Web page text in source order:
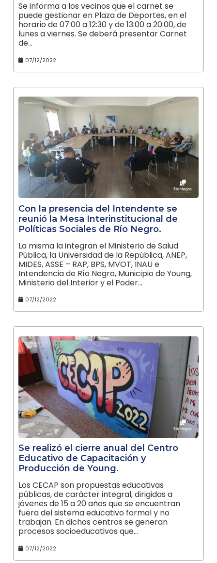
Se informa a los vecinos que el carnet se
puede gestionar en Plaza de Deportes, en el
horario de 07:00 a 12:30 y de 13:00 a 20:00, de
lunes a viernes. Se deberá presentar Carnet
de…
07/12/2022
Con la presencia del Intendente se
reunió la Mesa Interinstitucional de
Políticas Sociales de Río Negro.
La misma la integran el Ministerio de Salud
Pública, la Universidad de la República, ANEP,
MIDES, ASSE – RAP, BPS, MVOT, INAU e
Intendencia de Río Negro, Municipio de Young,
Ministerio del Interior y el Poder…
07/12/2022
Se realizó el cierre anual del Centro
Educativo de Capacitación y
Producción de Young.
Los CECAP son propuestas educativas
públicas, de carácter integral, dirigidas a
jóvenes de 15 a 20 años que se encuentran
fuera del sistema educativo formal y no
trabajan. En dichos centros se generan
procesos socioeducativos que…
07/12/2022